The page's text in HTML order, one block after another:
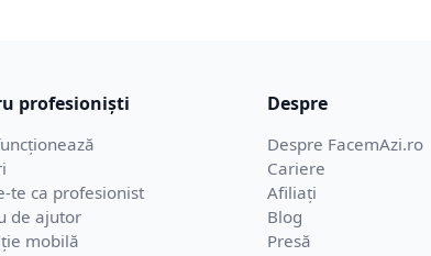
profesioniști
te ca profesionist
de ajutor
mobilă
Despre
Despre FacemAzi.ro
Cariere
Afiliați
Blog
Presă